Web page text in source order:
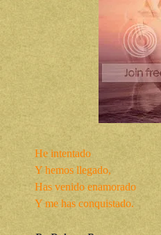
He intentado
Y hemos llegado,
Has venido enamorado
Y me has conquistado.